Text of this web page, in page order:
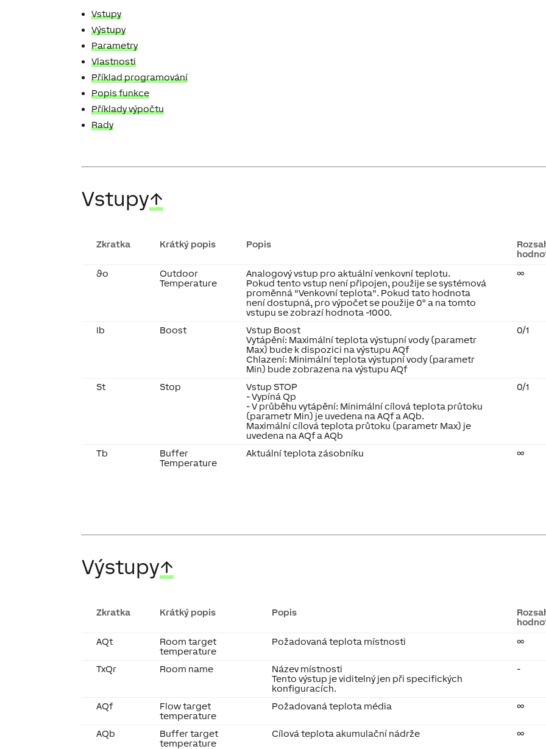
Vstupy
Výstupy
Parametry
Vlastnosti
Příklad programování
Popis funkce
Příklady výpočtu
Rady
Vstupy↑
Zkratka Krátký popis Popis
ϑo
Outdoor
Temperature
Analogový vstup pro aktuální venkovní teplotu.
Pokud tento vstup není připojen, použije se systémová
proměnná "Venkovní teplota". Pokud tato hodnota
není dostupná, pro výpočet se použije 0° a na tomto
vstupu se zobrazí hodnota -1000.
∞
Ib Boost
Vstup Boost
Vytápění: Maximální teplota výstupní vody (parametr
Max) bude k dispozici na výstupu AQf
Chlazení: Minimální teplota výstupní vody (parametr
Min) bude zobrazena na výstupu AQf
0/1
St Stop
Vstup STOP
- Vypíná Qp
- V průběhu vytápění: Minimální cílová teplota průtoku
(parametr Min) je uvedena na AQf a AQb.
Maximální cílová teplota průtoku (parametr Max) je
uvedena na AQf a AQb
0/1
Tb
Buffer
Temperature
Aktuální teplota zásobníku ∞
Výstupy↑
Zkratka Krátký popis Popis
AQt
Room target
temperature
Požadovaná teplota místnosti ∞
TxQr Room name
Název místnosti
Tento výstup je viditelný jen při specifických
konfiguracích.
-
AQf
Flow target
temperature
Požadovaná teplota média ∞
AQb
Buffer target
temperature
Cílová teplota akumulační nádrže ∞